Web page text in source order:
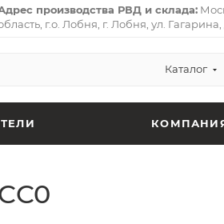
производства РВД и склада:
г.о. Лобня, г. Лобня, ул. Гагарина,
Каталог